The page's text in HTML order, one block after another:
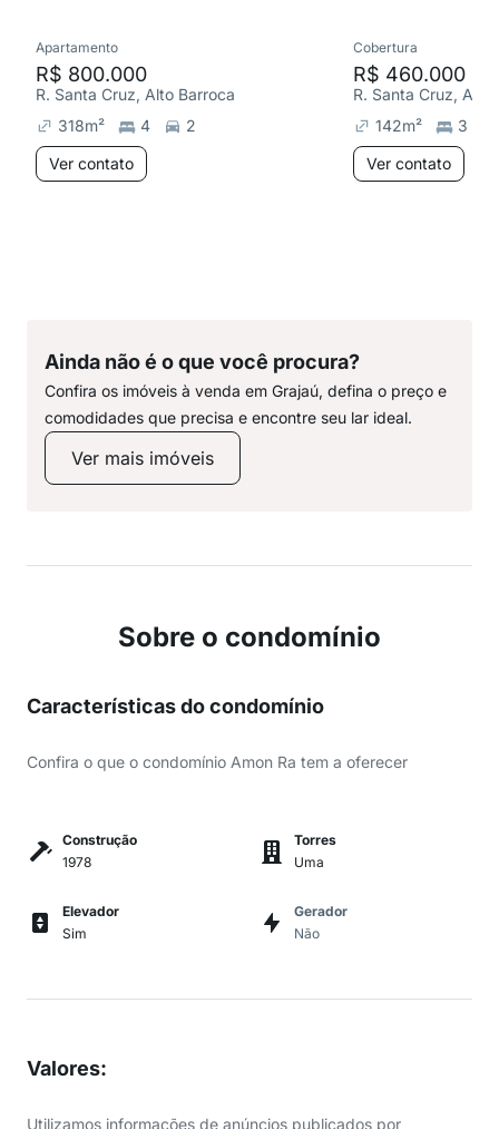
Apartamento
R$ 800.000
R. Santa Cruz, Alto Barroca
318m² 4
2
Ver contato
Cobertura
R$ 460.000
R. Santa Cruz, Alto
142m²
3
Ver contato
Ainda não é o que você procura?
Confira os imóveis à venda em Grajaú, defina o preço e
comodidades que precisa e encontre seu lar ideal.
Ver mais imóveis
Sobre o condomínio
Características do condomínio
Confira o que o condomínio Amon Ra tem a oferecer
Construção
1978
Torres
Uma
Elevador
Sim
Gerador
Não
Valores:
Utilizamos informações de anúncios publicados por